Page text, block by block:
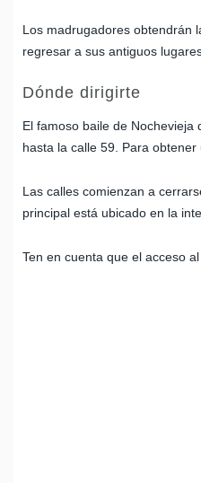
Los madrugadores obtendrán
regresar a sus antiguos
Dónde dirigirte
El famoso baile de
hasta la calle 59. Para
Las calles comienzan a
principal está ubicado en la
Ten en cuenta que el acceso